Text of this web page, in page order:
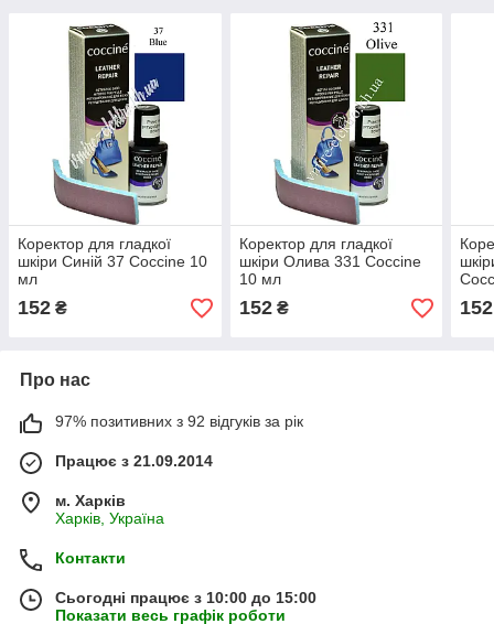
Коректор для гладкої
шкіри Синій 37 Coccine 10
мл
152 ₴
Коректор для гладкої
шкіри Олива 331 Coccine
10 мл
152₴ 152
Про нас
97% позитивних з 92 відгуків за рік
Працює з 21.09.2014
м. Харків
Харків, Україна
Контакти
Сьогодні працює з 10:00 до 15:00
Показати весь графік роботи